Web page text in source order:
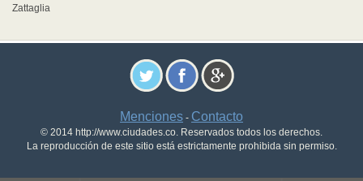
Zattaglia
Menciones - Contacto
© 2014 http://www.ciudades.co. Reservados todos los derechos.
La reproducción de este sitio está estrictamente prohibida sin permiso.